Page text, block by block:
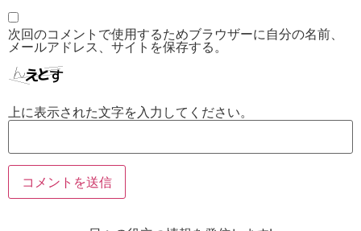
次回のコメントで使用するためブラウザーに自分の名前、
メールアドレス、サイトを保存する。
上に表示された文字を入力してください。